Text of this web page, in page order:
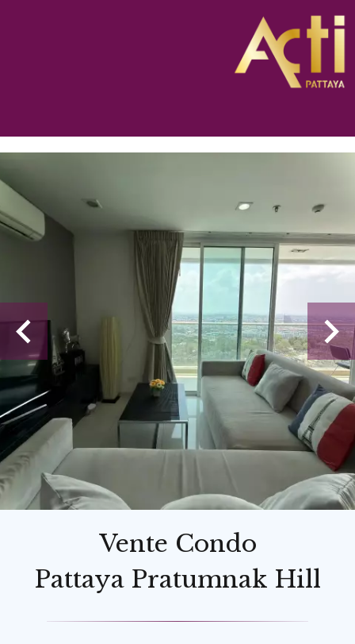
Vente Condo
Pattaya Pratumnak Hill